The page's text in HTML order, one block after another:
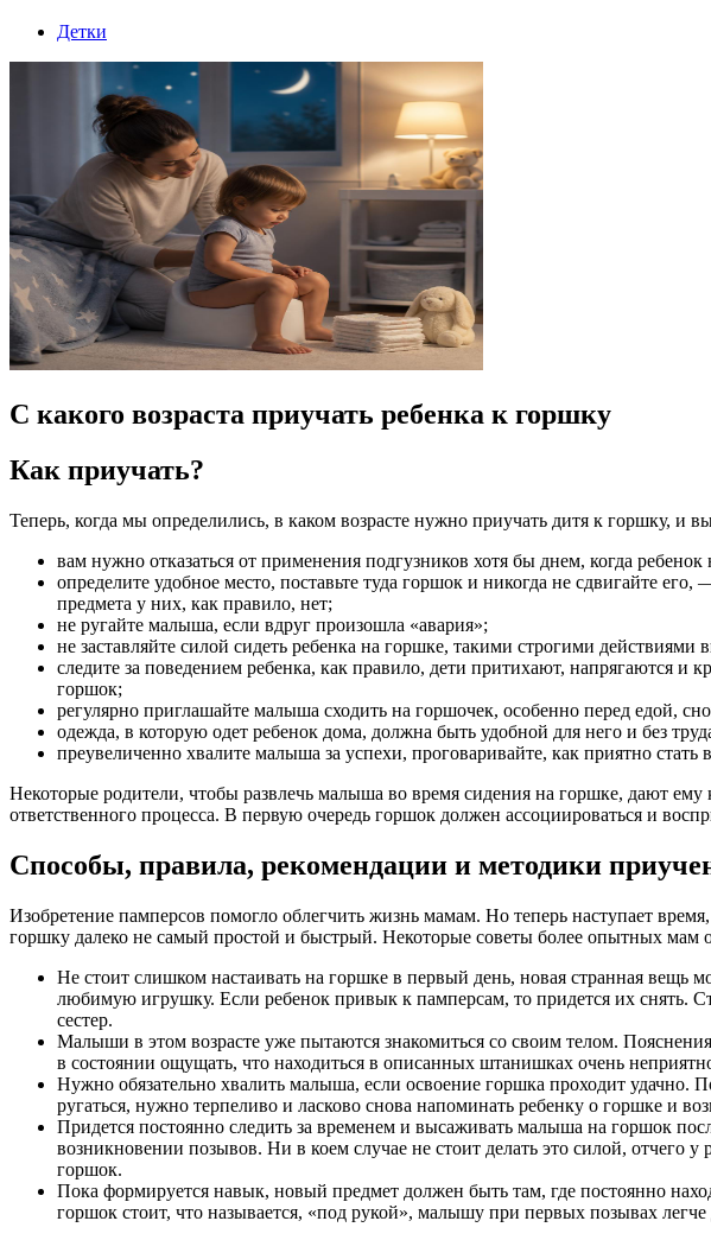
Детки
С какого возраста приучать ребенка к горшку
Как приучать?
Теперь, когда мы определились, в каком возрасте нужно приучать дитя к горшку,
вам нужно отказаться от применения подгузников хотя бы днем, когда
определите удобное место, поставьте туда горшок и никогда не сдвигайте
предмета у них, как правило, нет;
не ругайте малыша, если вдруг произошла «авария»;
не заставляйте силой сидеть ребенка на горшке, такими строгими
следите за поведением ребенка, как правило, дети притихают, напрягаются
горшок;
регулярно приглашайте малыша сходить на горшочек, особенно перед едой,
одежда, в которую одет ребенок дома, должна быть удобной для него и без
преувеличенно хвалите малыша за успехи, проговаривайте, как приятно стать
Некоторые родители, чтобы развлечь малыша во время сидения на горшке, дают
ответственного процесса. В первую очередь горшок должен ассоциироваться и
Способы, правила, рекомендации и методики
Изобретение памперсов помогло облегчить жизнь мамам. Но теперь наступает
горшку далеко не самый простой и быстрый. Некоторые советы более опытных мам
Не стоит слишком настаивать на горшке в первый день, новая странная вещь
любимую игрушку. Если ребенок привык к памперсам, то придется их снять.
сестер.
Малыши в этом возрасте уже пытаются знакомиться со своим телом.
в состоянии ощущать, что находиться в описанных штанишках очень
Нужно обязательно хвалить малыша, если освоение горшка проходит
ругаться, нужно терпеливо и ласково снова напоминать ребенку о горшке и
Придется постоянно следить за временем и высаживать малыша на горшок
возникновении позывов. Ни в коем случае не стоит делать это силой, отчего
горшок.
Пока формируется навык, новый предмет должен быть там, где постоянно
горшок стоит, что называется, «под рукой», малышу при первых позывах легче